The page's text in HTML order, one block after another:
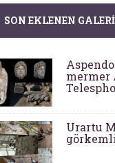
SON EKLENEN
mermer
Urartu